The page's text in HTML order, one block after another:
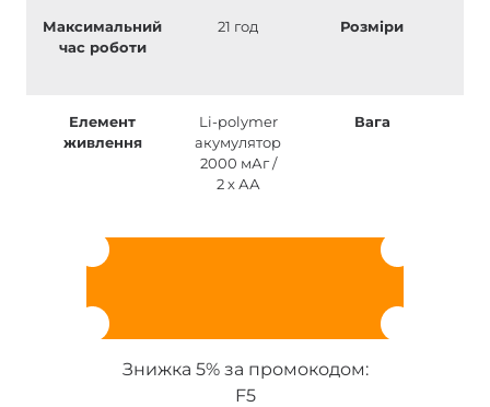
Максимальний
час роботи
21 год Розміри
Елемент
живлення
Li-polymer
акумулятор
2000 мАг /
2 х АА
Вага
Знижка 5% за промокодом:
F5